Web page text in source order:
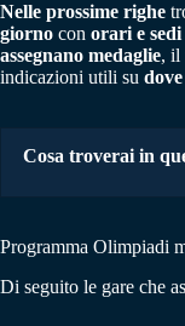
Nelle prossime righe
giorno con orari e
assegnano medaglie, il
indicazioni utili su
Cosa troverai in
Programma Olimpiadi
Di seguito le gare che